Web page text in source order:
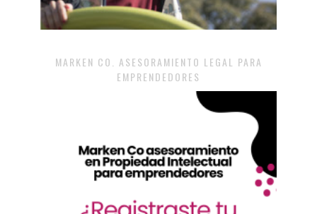
MARKEN CO. ASESORAMIENTO LEGAL PARA
EMPRENDEDORES